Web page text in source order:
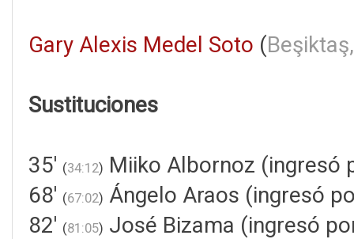
Gary Alexis Medel Soto (
Sustituciones
35' (34:12) Miiko Albornoz (ingresó
68' (67:02) Ángelo Araos (ingresó
82' (81:05) José Bizama (ingresó